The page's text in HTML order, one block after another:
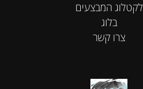
לקטלוג המבצעים
בלוג
צרו קשר